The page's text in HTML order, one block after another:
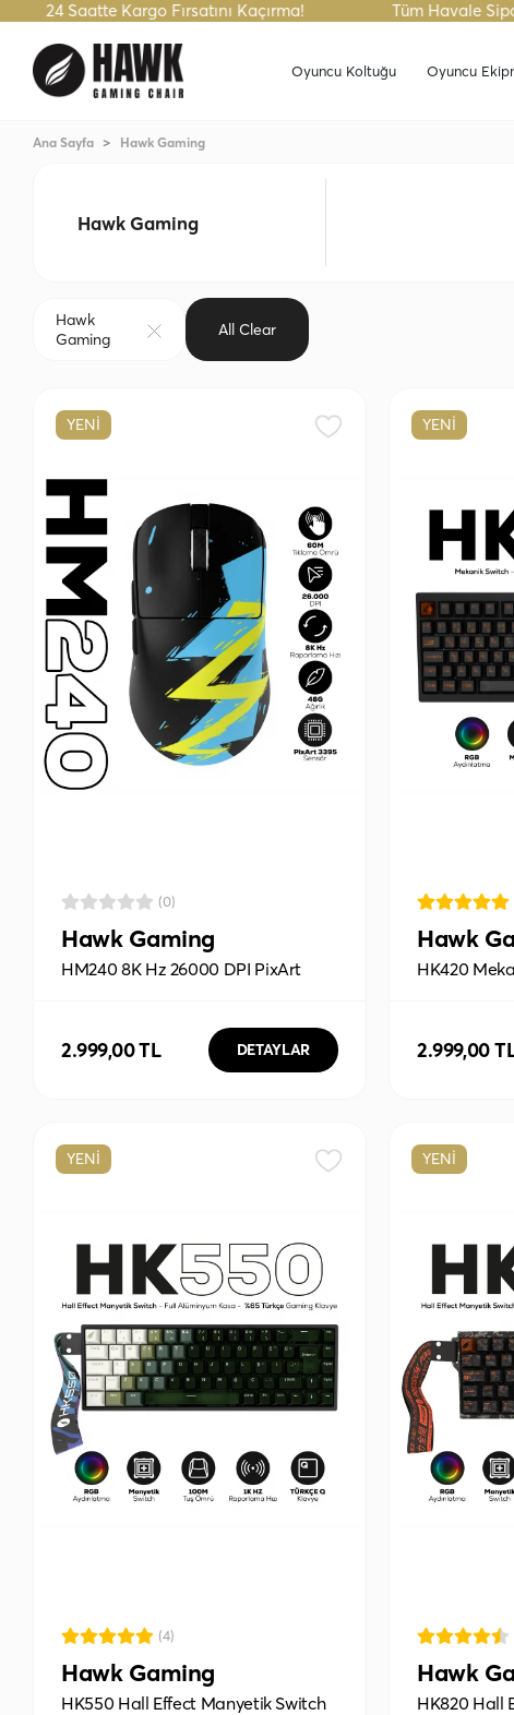
Kargo Fırsatını Kaçırma! Tüm Havale
Oyuncu Koltuğu Oyuncu
Ana Sayfa Hawk Gaming
Hawk Gaming
Hawk
Gaming
All Clear
YENİ
(0)
Hawk Gaming
HM240 8K Hz 26000 DPI PixArt
2.999,00 TL DETAYLAR
YENİ
Hawk
HK420
2.999,00
YENİ
(4)
Hawk Gaming
HK550 Hall Effect Manyetik Switch
YENİ
Hawk
HK820 Hall